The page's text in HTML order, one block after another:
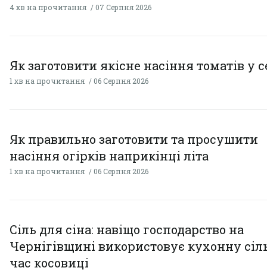
4 хв на прочитання 07 Серпня 2026
Як заготовити якісне насіння томатів у
1 хв на прочитання 06 Серпня 2026
Як правильно заготовити та просушити
насіння огірків наприкінці літа
1 хв на прочитання 06 Серпня 2026
Сіль для сіна: навіщо господарство на
Чернігівщині використовує кухонну
час косовиці